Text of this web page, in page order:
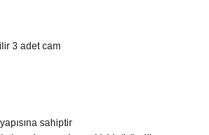
3 adet cam
sahiptir